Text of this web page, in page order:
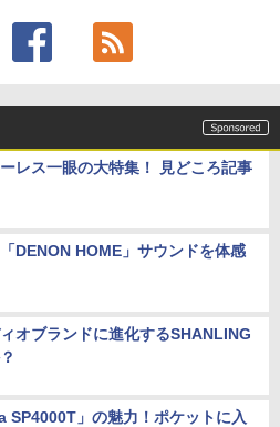
レス一眼の大特集！ 見どころ記事
DENON HOME」サウンドを体感
オブランドに進化するSHANLING
SP4000T」の魅力！ポケットに入